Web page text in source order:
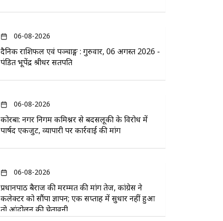
06-08-2026
दैनिक राशिफल एवं पञ्चाङ्ग : गुरुवार, 06 अगस्त 2026 -
पंडित भूपेंद्र श्रीधर सतपति
06-08-2026
कोरबा: नगर निगम कमिश्नर से बदसलूकी के विरोध में
पार्षद एकजुट, व्यापारी पर कार्रवाई की मांग
06-08-2026
प्रधानपाठ बैराज की मरम्मत की मांग तेज, कांग्रेस ने
कलेक्टर को सौंपा ज्ञापन; एक सप्ताह में सुधार नहीं हुआ
तो आंदोलन की चेतावनी